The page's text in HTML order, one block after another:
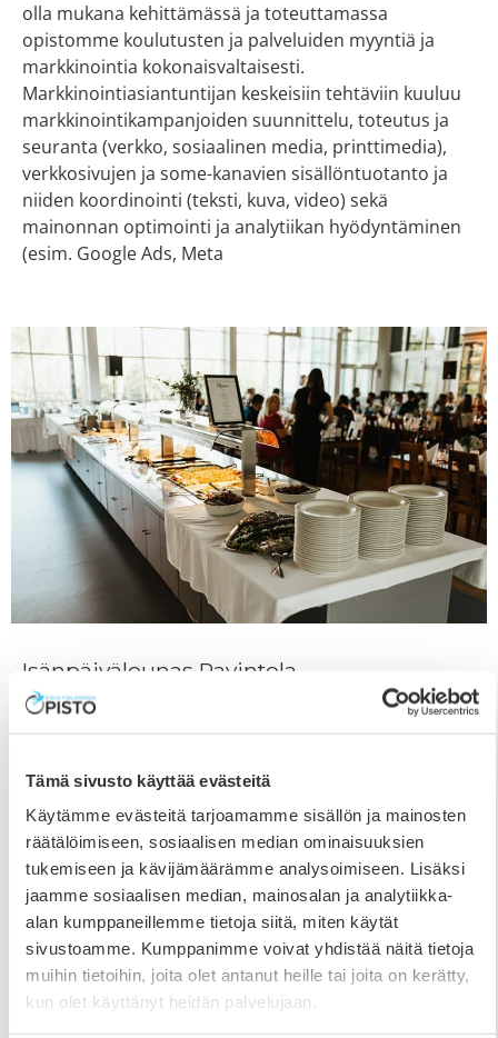
Tämä sivusto käyttää evästeitä
Käytämme evästeitä tarjoamamme sisällön ja mainosten
räätälöimiseen, sosiaalisen median ominaisuuksien
tukemiseen ja kävijämäärämme analysoimiseen. Lisäksi
jaamme sosiaalisen median, mainosalan ja analytiikka-
alan kumppaneillemme tietoja siitä, miten käytät
sivustoamme. Kumppanimme voivat yhdistää näitä tietoja
muihin tietoihin, joita olet antanut heille tai joita on kerätty,
kun olet käyttänyt heidän palvelujaan.
olla mukana kehittämässä ja toteuttamassa
opistomme koulutusten ja palveluiden myyntiä ja
markkinointia kokonaisvaltaisesti.
Markkinointiasiantuntijan keskeisiin tehtäviin kuuluu
markkinointikampanjoiden suunnittelu, toteutus ja
seuranta (verkko, sosiaalinen media, printtimedia),
verkkosivujen ja some-kanavien sisällöntuotanto ja
niiden koordinointi (teksti, kuva, video) sekä
mainonnan optimointi ja analytiikan hyödyntäminen
(esim. Google Ads, Meta
Isänpäivälounas Ravintola
Katajanmarjassa 9.11.
Opiston Ravintola Katajanmarjaan katetaan jälleen
maittava isänpäivälounas sunnuntaina 9.11. klo 11-13.
Tarjolla on runsas salaattipöytä, lämmin ruoka,
juomat ja leivät sekä jälkiruoka ja kahvi. Alta näet koko
menun tarkemmin. Varaukset sekä erityisruokavaliot
pyydämme ilmoittamaan viimeistään ma 3.11. aikana
(toimisto@epopisto.fi tai 06 425 600). Menu 30€/hlö
(5–12 v. / 15€, alle 5-vuotiaat maksutta). Koko buffet-
pöytä kuuluu